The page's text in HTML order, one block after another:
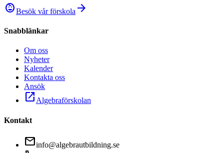
child_careBesök vår förskola arrow_forward
Snabblänkar
Om oss
Nyheter
Kalender
Kontakta oss
Ansök
open_in_new Algebraförskolan
Kontakt
mailinfo@algebrautbildning.se